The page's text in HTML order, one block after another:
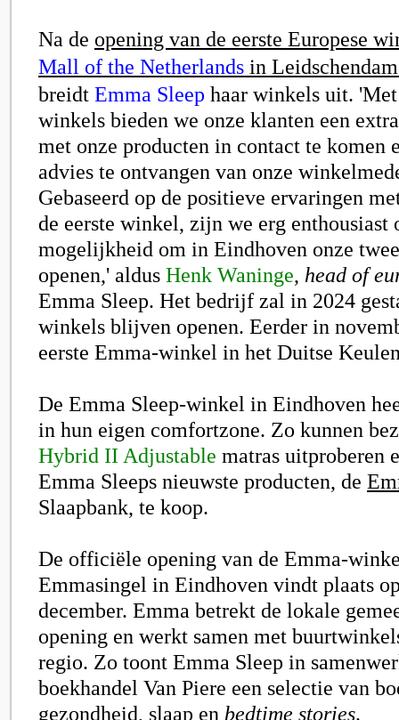
Na de opening van de eerste Europese
Mall of the Netherlands in
breidt Emma Sleep haar winkels uit.
winkels bieden we onze klanten een
met onze producten in contact te komen
advies te ontvangen van onze
Gebaseerd op de positieve ervaringen
de eerste winkel, zijn we erg enthousiast
mogelijkheid om in Eindhoven onze
openen,' aldus Henk Waninge, head of
Emma Sleep. Het bedrijf zal in 2024
winkels blijven openen. Eerder in
eerste Emma-winkel in het Duitse
De Emma Sleep-winkel in Eindhoven
in hun eigen comfortzone. Zo kunnen
Hybrid II Adjustable matras uitproberen
Emma Sleeps nieuwste producten, de
Slaapbank, te koop.
De officiële opening van de Emma-
Emmasingel in Eindhoven vindt plaats
december. Emma betrekt de lokale
opening en werkt samen met
regio. Zo toont Emma Sleep in
boekhandel Van Piere een selectie van
gezondheid, slaap en bedtime stories.